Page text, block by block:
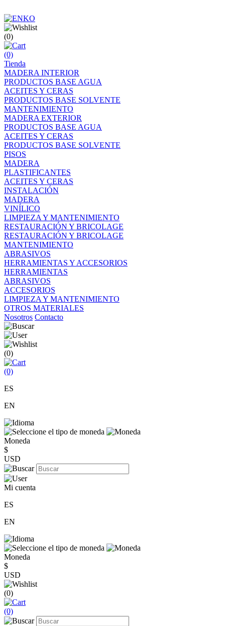
(0)
(0)
Tienda
MADERA INTERIOR
PRODUCTOS BASE AGUA
ACEITES Y CERAS
PRODUCTOS BASE SOLVENTE
MANTENIMIENTO
MADERA EXTERIOR
PRODUCTOS BASE AGUA
ACEITES Y CERAS
PRODUCTOS BASE SOLVENTE
PISOS
MADERA
PLASTIFICANTES
ACEITES Y CERAS
INSTALACIÓN
MADERA
VINÍLICO
LIMPIEZA Y MANTENIMIENTO
RESTAURACIÓN Y BRICOLAGE
RESTAURACIÓN Y BRICOLAGE
MANTENIMIENTO
ABRASIVOS
HERRAMIENTAS Y ACCESORIOS
HERRAMIENTAS
ABRASIVOS
ACCESORIOS
LIMPIEZA Y MANTENIMIENTO
OTROS MATERIALES
Nosotros Contacto
(0)
(0)
ES
EN
Moneda
$
USD
Mi cuenta
ES
EN
Moneda
$
USD
(0)
(0)